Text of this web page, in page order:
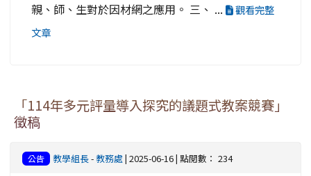
親、師、生對於因材網之應用。 三、 ...
觀看完整
文章
「114年多元評量導入探究的議題式教案競賽」
徵稿
公告 教學組長-教務處 | 2025-06-16 | 點閱數： 234